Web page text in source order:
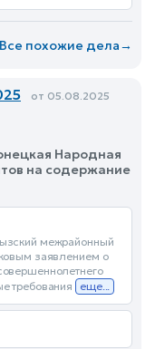
Все похожие дела→
от 05.08.2025
Народная
на содержание
межрайонный
заявлением о
требования
еще...